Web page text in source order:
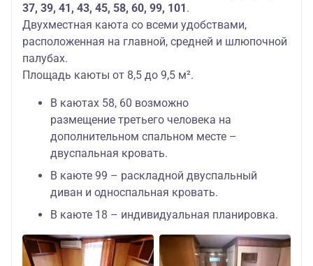
37, 39, 41, 43, 45, 58, 60, 99, 101 .
Двухместная каюта со всеми удобствами,
расположенная на главной, средней и шлюпочной
палубах.
Площадь каюты от 8,5 до 9,5 м².
В каютах 58, 60 возможно
размещение третьего человека на
дополнительном спальном месте –
двуспальная кровать.
В каюте 99 – раскладной двуспальный
диван и односпальная кровать.
В каюте 18 – индивидуальная планировка.